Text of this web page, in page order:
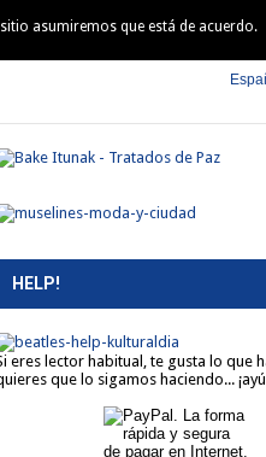
LECTURA ARTE DSS 2016
HELP!
eres lector habitual, te gusta lo que
que lo sigamos haciendo...
asumiremos que está de acuerdo.